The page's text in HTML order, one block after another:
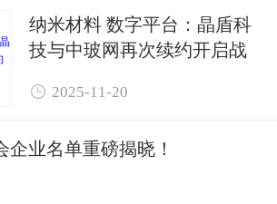
纳米材料 数字平台：晶盾科
技与中玻网再次续约开启战
 2025-11-20
企业名单重磅揭晓！